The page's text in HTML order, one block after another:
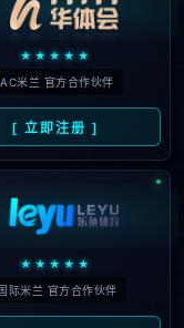
Q&A：
般般，但